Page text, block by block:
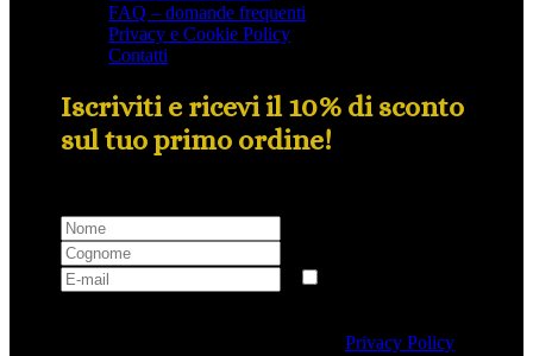
FAQ – domande frequenti
Privacy e Cookie Policy
Contatti
Iscriviti e ricevi il 10% di sconto
sul tuo primo ordine!
dei dati personali conformemente allaPrivacy Policy